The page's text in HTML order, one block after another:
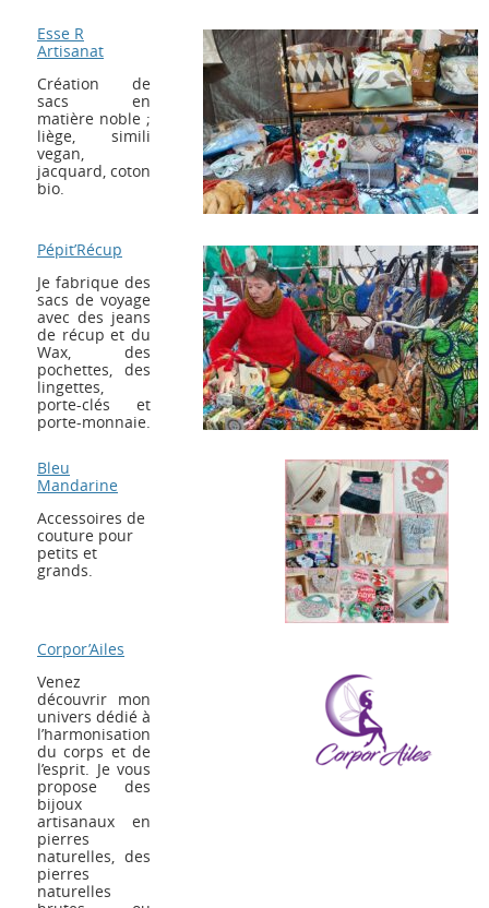
Esse R
Artisanat
Création de
sacs en
matière noble ;
liège, simili
vegan,
jacquard, coton
bio.
Pépit’Récup
Je fabrique des
sacs de voyage
avec des jeans
de récup et du
Wax, des
pochettes, des
lingettes,
porte-clés et
porte-monnaie.
Bleu
Mandarine
Accessoires de
couture pour
petits et
grands.
Corpor’Ailes
Venez
découvrir mon
univers dédié à
l’harmonisation
du corps et de
l’esprit. Je vous
propose des
bijoux
artisanaux en
pierres
naturelles, des
pierres
naturelles